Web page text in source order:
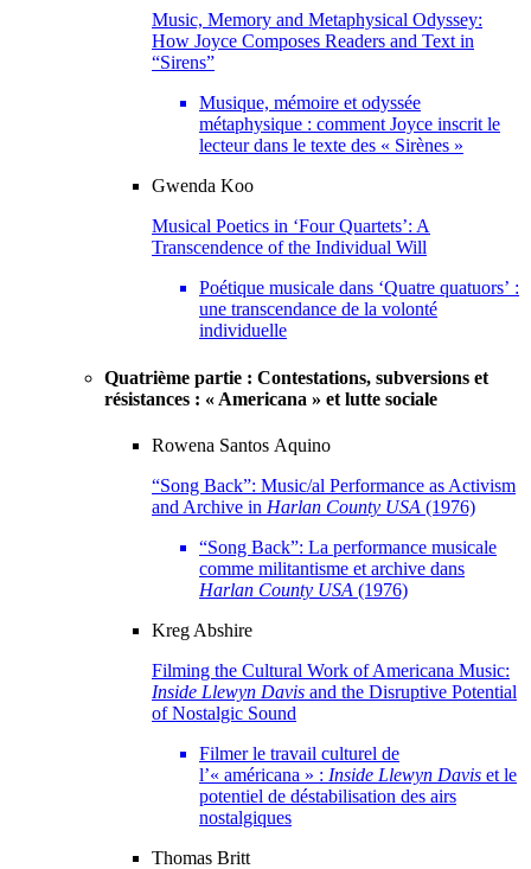
Music, Memory and Metaphysical Odyssey:
How Joyce Composes Readers and Text in
“Sirens”
Musique, mémoire et odyssée
métaphysique : comment Joyce inscrit le
lecteur dans le texte des « Sirènes »
Gwenda Koo
Musical Poetics in ‘Four Quartets’: A
Transcendence of the Individual Will
Poétique musicale dans ‘Quatre quatuors’ :
une transcendance de la volonté
individuelle
Quatrième partie : Contestations, subversions et
résistances : « Americana » et lutte sociale
Rowena Santos Aquino
“Song Back”: Music/al Performance as Activism
and Archive in Harlan County USA (1976)
“Song Back”: La performance musicale
comme militantisme et archive dans
Harlan County USA (1976)
Kreg Abshire
Filming the Cultural Work of Americana Music:
Inside Llewyn Davis and the Disruptive Potential
of Nostalgic Sound
Filmer le travail culturel de
l’« américana » : Inside Llewyn Davis et le
potentiel de déstabilisation des airs
nostalgiques
Thomas Britt